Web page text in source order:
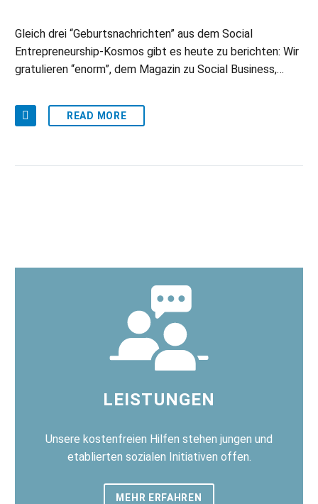
Gleich drei “Geburtsnachrichten” aus dem Social
Entrepreneurship-Kosmos gibt es heute zu berichten: Wir
gratulieren “enorm”, dem Magazin zu Social Business,…
READ MORE
LEISTUNGEN
Unsere kostenfreien Hilfen stehen jungen und
etablierten sozialen Initiativen offen.
MEHR ERFAHREN